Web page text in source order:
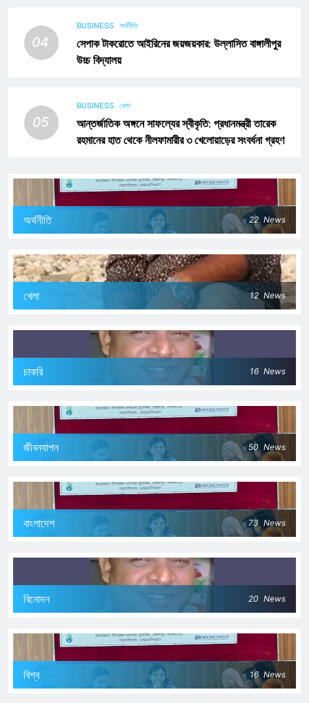
04
BUSINESS অর্থনীতি
সেপাক টাকরোতে আইরিনের জয়জয়কার: উল্লাসিত বাঙ্গালীপুর
উচ্চ বিদ্যালয়
05
BUSINESS খেলা
আন্তর্জাতিক অঙ্গনে সাফল্যের স্বীকৃতি: প্রধানমন্ত্রী তারেক
রহমানের হাত থেকে নীলফামারীর ৩ খেলোয়াড়ের সংবর্ধনা গ্রহণ
অর্থনীতি 22 News
খেলা 12 News
চাকরি 16 News
জীবনযাপন 50 News
বাংলাদেশ 73 News
বিনোদন 20 News
বিশ্ব 16 News